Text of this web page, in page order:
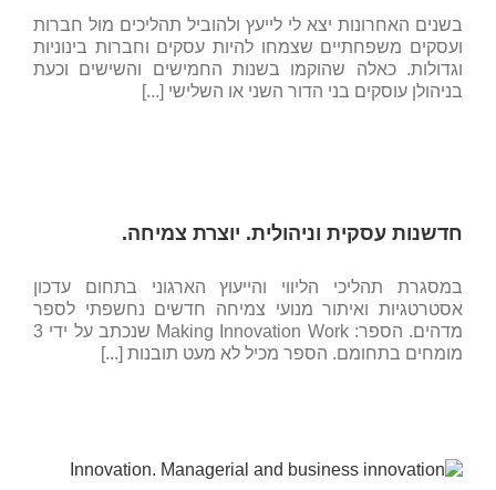
בשנים האחרונות יצא לי לייעץ ולהוביל תהליכים מול חברות
ועסקים משפחתיים שצמחו להיות עסקים וחברות בינוניות
וגדולות. כאלה שהוקמו בשנות החמישים והשישים וכעת
בניהולן עוסקים בני הדור השני או השלישי [...]
חדשנות עסקית וניהולית. יוצרת צמיחה.
במסגרת תהליכי הליווי והייעוץ הארגוני בתחום עדכון
אסטרטגיות ואיתור מנועי צמיחה חדשים נחשפתי לספר
מדהים. הספר: Making Innovation Work שנכתב על ידי 3
מומחים בתחומם. הספר מכיל לא מעט תובנות [...]